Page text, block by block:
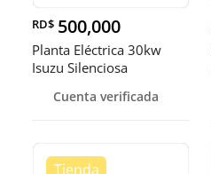
RD$ 500,000
Planta Eléctrica 30kw
Isuzu Silenciosa
Cuenta verificada